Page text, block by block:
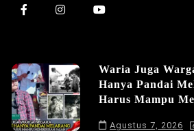
Waria Juga
Hanya Pandai
Harus Mampu
Agustus 7, 2026